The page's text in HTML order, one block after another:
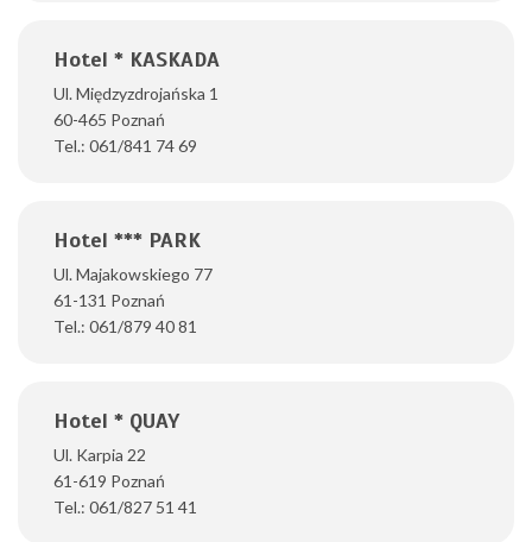
Hotel * KASKADA
Ul. Międzyzdrojańska 1
60-465 Poznań
Tel.: 061/841 74 69
Hotel *** PARK
Ul. Majakowskiego 77
61-131 Poznań
Tel.: 061/879 40 81
Hotel * QUAY
Ul. Karpia 22
61-619 Poznań
Tel.: 061/827 51 41